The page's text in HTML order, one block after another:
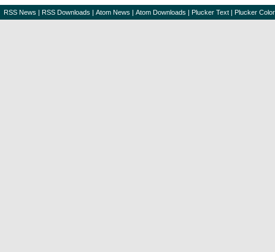
RSS News | RSS Downloads | Atom News | Atom Downloads | Plucker Text | Plucker Color